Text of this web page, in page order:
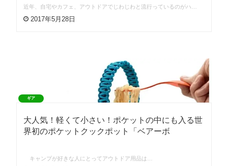
近年、自宅やカフェ、アウトドアでじわじわと流行っているのがハ…
2017年5月28日
ギア
大人気！軽くて小さい！ポケットの中にも入る世
界初のポケットクックポット「ベアーボ
キャンプが好きな人にとってアウトドア用品は…